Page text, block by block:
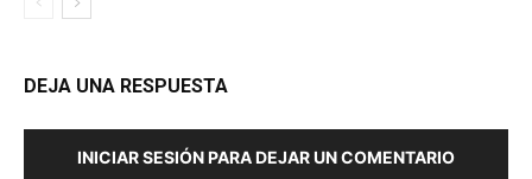
DEJA UNA RESPUESTA
INICIAR SESIÓN PARA DEJAR UN COMENTARIO